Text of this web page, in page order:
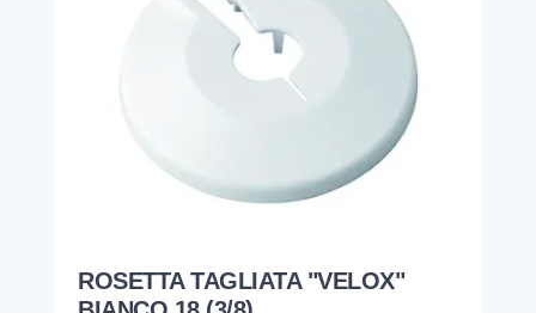
ROSETTA TAGLIATA "VELOX"